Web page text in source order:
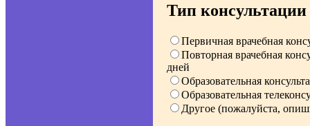
Тип консультации
Первичная врачебная
Повторная врачебная
дней
Образовательная
Образовательная
Другое (пожалуйста,